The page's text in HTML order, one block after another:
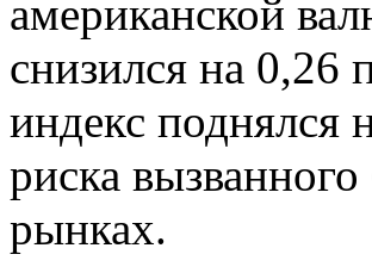
американской
снизился на 0,26
индекс поднялся
риска
рынках.